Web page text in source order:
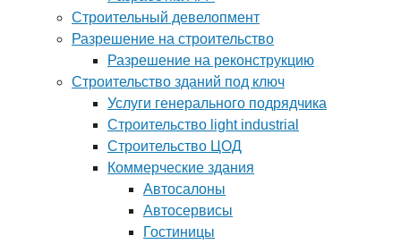
Строительный девелопмент
Разрешение на строительство
Разрешение на реконструкцию
Строительство зданий под ключ
Услуги генерального подрядчика
Строительство light industrial
Строительство ЦОД
Коммерческие здания
Автосалоны
Автосервисы
Гостиницы